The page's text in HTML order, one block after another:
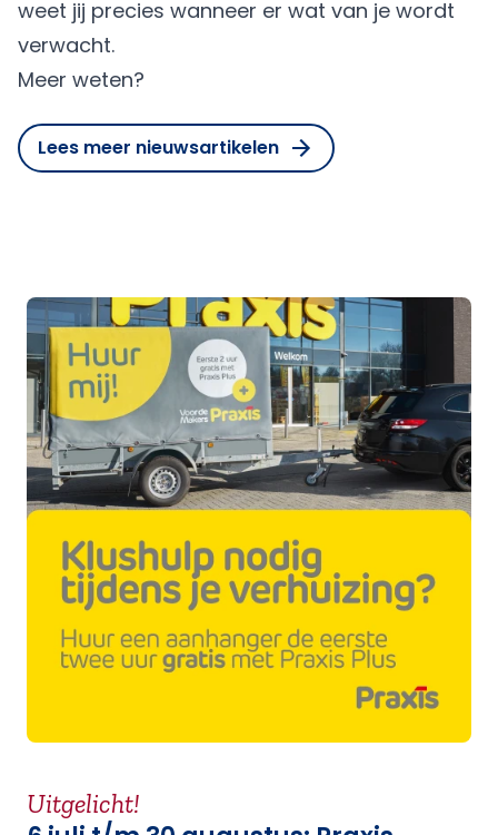
weet jij precies wanneer er wat van je wordt
verwacht.
Meer weten?
Lees meer nieuwsartikelen
Uitgelicht!